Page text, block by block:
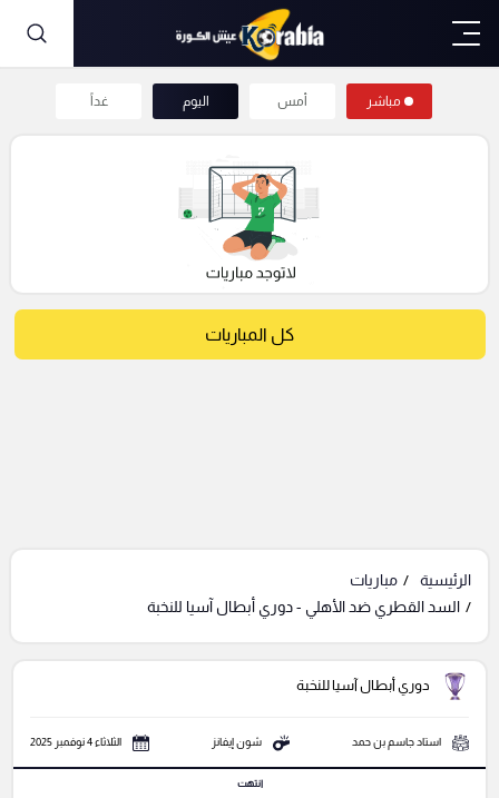
مباشر أمس اليوم غداً
كل المباريات
الرئيسية
مباريات
السد القطري ضد الأهلي - دوري أبطال آسيا للنخبة
دوري أبطال آسيا للنخبة
استاد جاسم بن حمد شون إيفانز الثلاثاء 4 نوفمبر 2025
انتهت